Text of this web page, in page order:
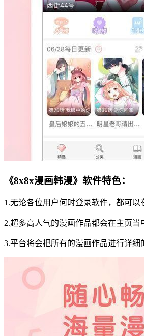
《8x8x漫画韩漫》软件特色：
1.无论各位用户何时登录软件，都可以
2.超多高人气的漫画作品都会在主页当
3.平台将会把所有的漫画作品进行详细